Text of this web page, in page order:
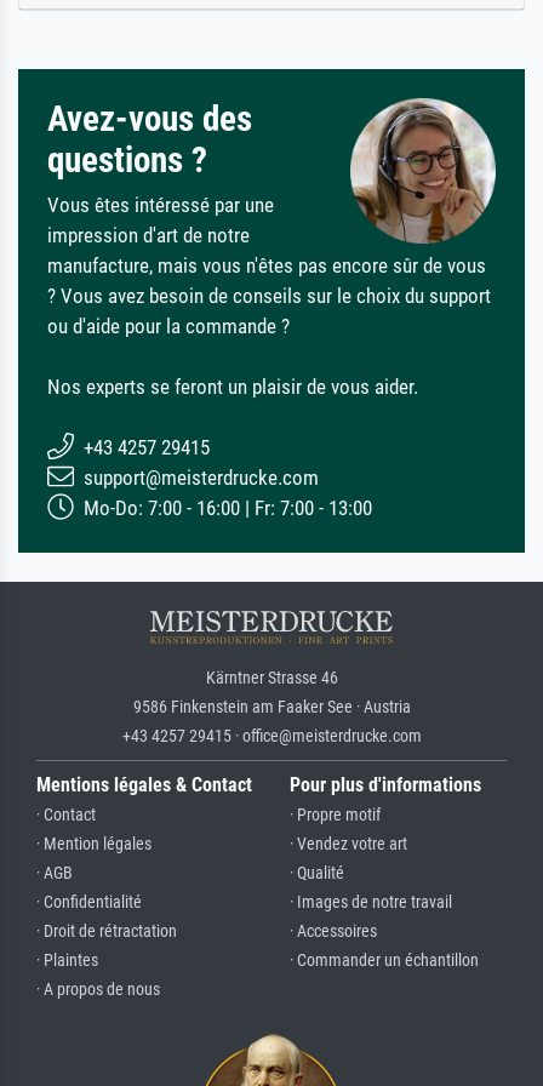
Avez-vous des
questions ?
Vous êtes intéressé par une
impression d'art de notre
manufacture, mais vous n'êtes pas encore sûr de vous
? Vous avez besoin de conseils sur le choix du support
ou d'aide pour la commande ?
Nos experts se feront un plaisir de vous aider.
+43 4257 29415
support@meisterdrucke.com
Mo-Do: 7:00 - 16:00 | Fr: 7:00 - 13:00
Kärntner Strasse 46
9586 Finkenstein am Faaker See · Austria
+43 4257 29415 · office@meisterdrucke.com
Mentions légales & Contact
· Contact
· Mention légales
· AGB
· Confidentialité
· Droit de rétractation
· Plaintes
· A propos de nous
Pour plus d'informations
· Propre motif
· Vendez votre art
· Qualité
· Images de notre travail
· Accessoires
· Commander un échantillon